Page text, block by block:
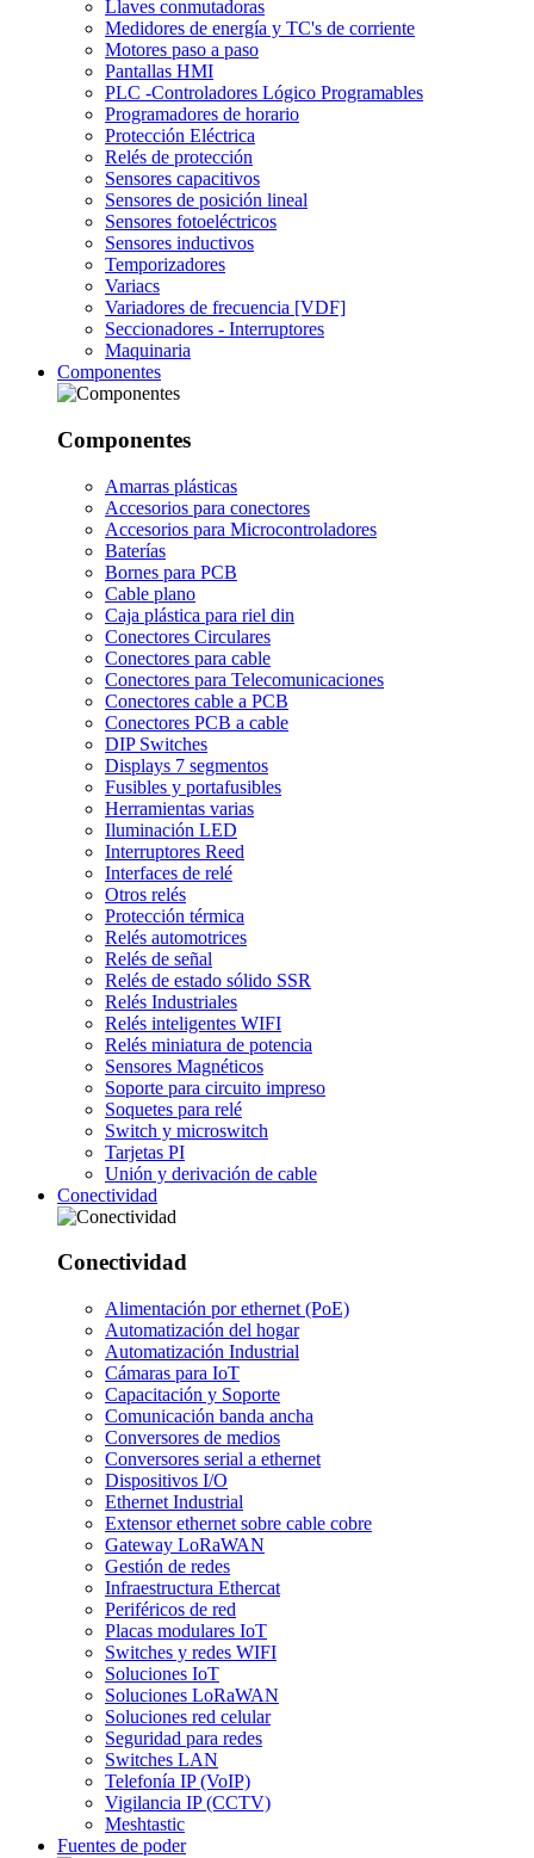
Llaves conmutadoras
Medidores de energía y TC's de corriente
Motores paso a paso
Pantallas HMI
PLC -Controladores Lógico Programables
Programadores de horario
Protección Eléctrica
Relés de protección
Sensores capacitivos
Sensores de posición lineal
Sensores fotoeléctricos
Sensores inductivos
Temporizadores
Variacs
Variadores de frecuencia [VDF]
Seccionadores - Interruptores
Maquinaria
Componentes
Componentes
Amarras plásticas
Accesorios para conectores
Accesorios para Microcontroladores
Baterías
Bornes para PCB
Cable plano
Caja plástica para riel din
Conectores Circulares
Conectores para cable
Conectores para Telecomunicaciones
Conectores cable a PCB
Conectores PCB a cable
DIP Switches
Displays 7 segmentos
Fusibles y portafusibles
Herramientas varias
Iluminación LED
Interruptores Reed
Interfaces de relé
Otros relés
Protección térmica
Relés automotrices
Relés de señal
Relés de estado sólido SSR
Relés Industriales
Relés inteligentes WIFI
Relés miniatura de potencia
Sensores Magnéticos
Soporte para circuito impreso
Soquetes para relé
Switch y microswitch
Tarjetas PI
Unión y derivación de cable
Conectividad
Conectividad
Alimentación por ethernet (PoE)
Automatización del hogar
Automatización Industrial
Cámaras para IoT
Capacitación y Soporte
Comunicación banda ancha
Conversores de medios
Conversores serial a ethernet
Dispositivos I/O
Ethernet Industrial
Extensor ethernet sobre cable cobre
Gateway LoRaWAN
Gestión de redes
Infraestructura Ethercat
Periféricos de red
Placas modulares IoT
Switches y redes WIFI
Soluciones IoT
Soluciones LoRaWAN
Soluciones red celular
Seguridad para redes
Switches LAN
Telefonía IP (VoIP)
Vigilancia IP (CCTV)
Meshtastic
Fuentes de poder